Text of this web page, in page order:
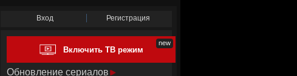
Вход Регистрация
Включить ТВ режим
Обновление сериалов